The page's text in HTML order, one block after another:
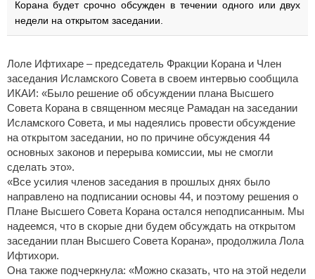
Корана будет срочно обсужден в течении одного или двух
недели на открытом заседании.
Лоле Ифтихаре – председатель Фракции Корана и Член
заседания Исламского Совета в своем интервью сообщила
ИКАИ: «Было решение об обсуждении плана Высшего
Совета Корана в священном месяце Рамадан на заседании
Исламского Совета, и мы надеялись провести обсуждение
на открытом заседании, но по причине обсуждения 44
основных законов и перерыва комиссии, мы не смогли
сделать это».
«Все усилия членов заседания в прошлых днях было
направлено на подписании основы 44, и поэтому решения о
Плане Высшего Совета Корана остался неподписанным. Мы
надеемся, что в скорые дни будем обсуждать на открытом
заседании план Высшего Совета Корана», продолжила Лола
Ифтихори.
Она также подчеркнула: «Можно сказать, что на этой недели